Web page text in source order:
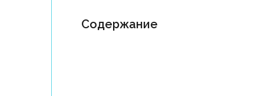
Содержание